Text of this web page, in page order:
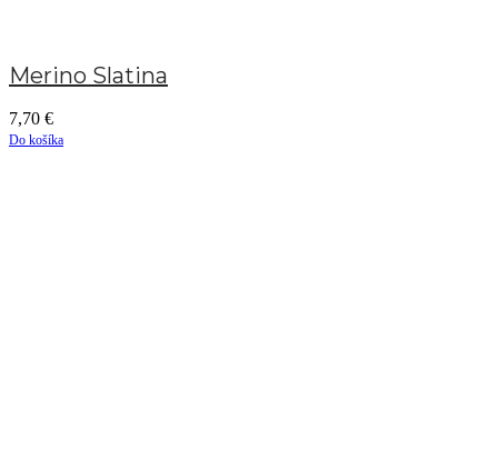
Merino Slatina
7,70 €
Do košíka